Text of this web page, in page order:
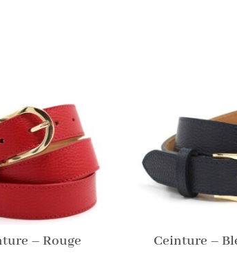
– Rouge
Ceinture –